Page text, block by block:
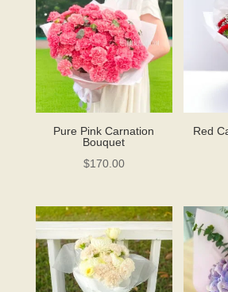
Pure Pink Carnation
Bouquet
$170.00
Red